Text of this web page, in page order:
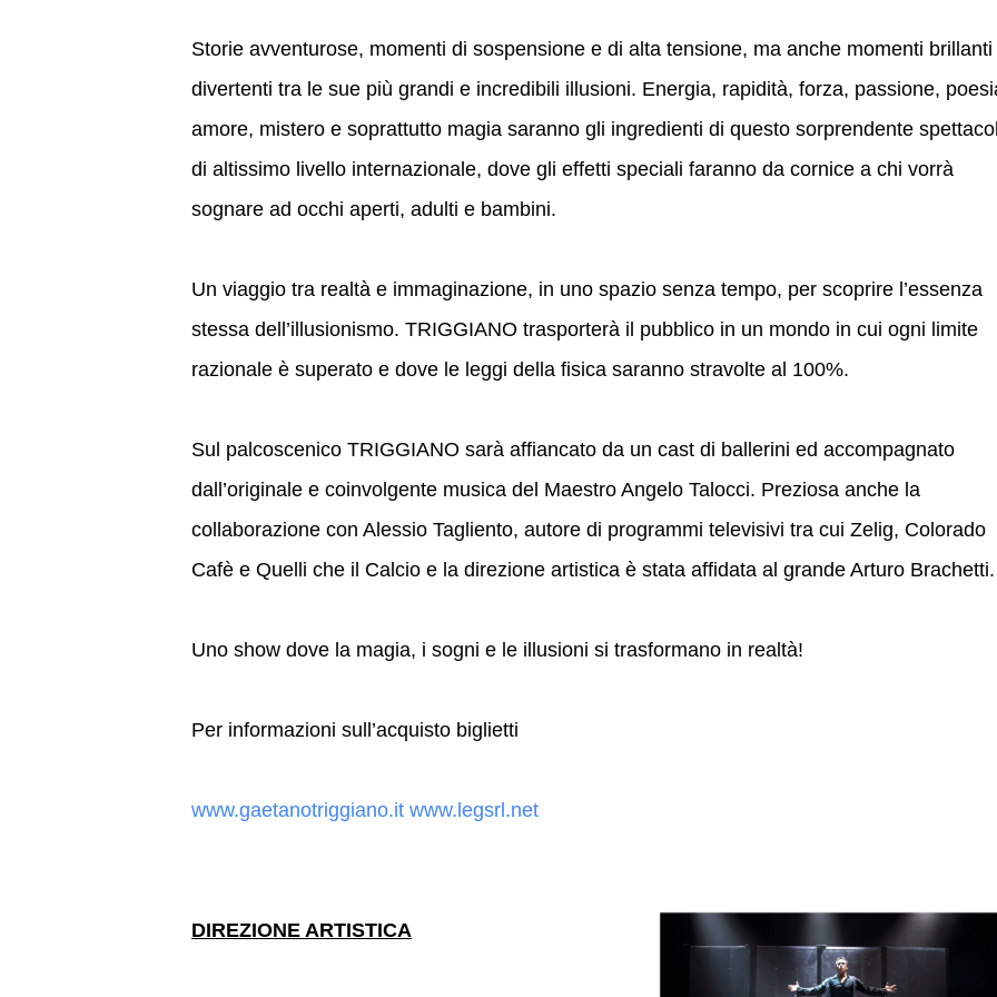
Storie avventurose, momenti di sospensione e di alta tensione, ma anche momenti brillanti
divertenti tra le sue più grandi e incredibili illusioni. Energia, rapidità, forza, passione,
amore, mistero e soprattutto magia saranno gli ingredienti di questo sorprendente
di altissimo livello internazionale, dove gli effetti speciali faranno da cornice a chi vorrà
sognare ad occhi aperti, adulti e bambini.
Un viaggio tra realtà e immaginazione, in uno spazio senza tempo, per scoprire l’essenza
stessa dell’illusionismo. TRIGGIANO trasporterà il pubblico in un mondo in cui ogni limite
razionale è superato e dove le leggi della ﬁsica saranno stravolte al 100%.
Sul palcoscenico TRIGGIANO sarà afﬁancato da un cast di ballerini ed accompagnato
dall’originale e coinvolgente musica del Maestro Angelo Talocci. Preziosa anche la
collaborazione con Alessio Tagliento, autore di programmi televisivi tra cui Zelig, Colorado
Cafè e Quelli che il Calcio e la direzione artistica è stata afﬁdata al grande Arturo Brachetti.
Uno show dove la magia, i sogni e le illusioni si trasformano in realtà!
Per informazioni sull’acquisto biglietti
www.gaetanotriggiano.it www.legsrl.net
DIREZIONE ARTISTICA